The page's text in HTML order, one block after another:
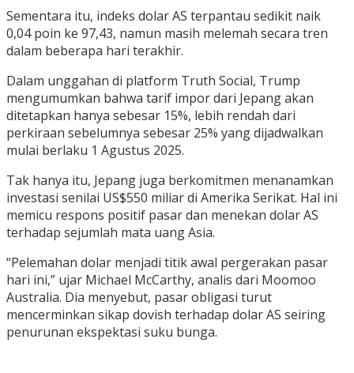
Sementara itu, indeks dolar AS terpantau sedikit naik
0,04 poin ke 97,43, namun masih melemah secara tren
dalam beberapa hari terakhir.
Dalam unggahan di platform Truth Social, Trump
mengumumkan bahwa tarif impor dari Jepang akan
ditetapkan hanya sebesar 15%, lebih rendah dari
perkiraan sebelumnya sebesar 25% yang dijadwalkan
mulai berlaku 1 Agustus 2025.
Tak hanya itu, Jepang juga berkomitmen menanamkan
investasi senilai US$550 miliar di Amerika Serikat. Hal ini
memicu respons positif pasar dan menekan dolar AS
terhadap sejumlah mata uang Asia.
“Pelemahan dolar menjadi titik awal pergerakan pasar
hari ini,” ujar Michael McCarthy, analis dari Moomoo
Australia. Dia menyebut, pasar obligasi turut
mencerminkan sikap dovish terhadap dolar AS seiring
penurunan ekspektasi suku bunga.